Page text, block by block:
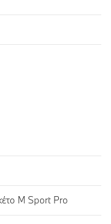
M Sport Pro